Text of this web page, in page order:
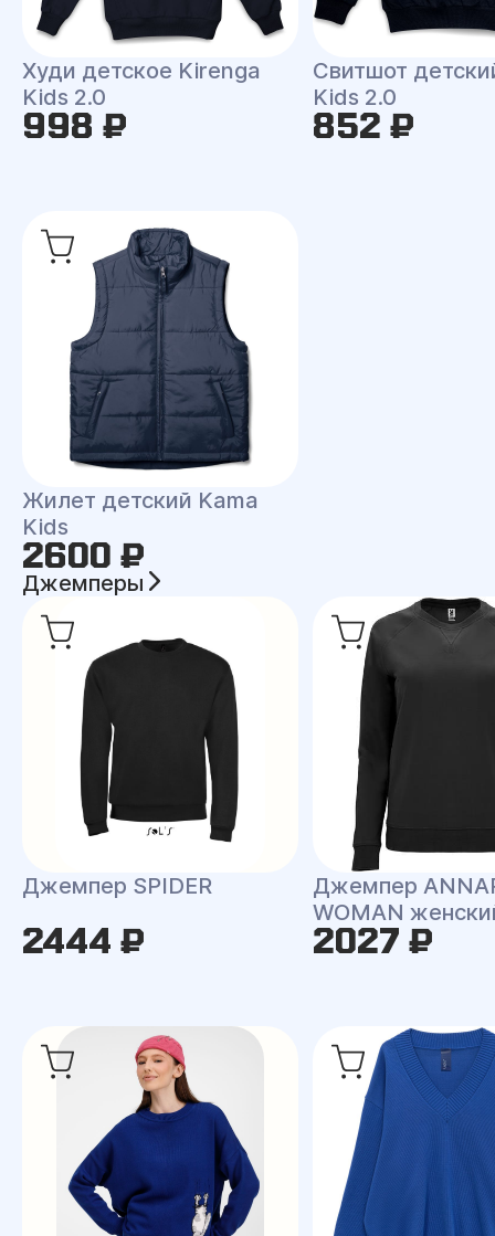
Худи детское Kirenga
Kids 2.0
998 ₽
Свитшот
Kids 2.0
852 ₽
Жилет детский Kama
Kids
2600 ₽
Джемперы
Джемпер SPIDER
2444 ₽
Джемпер
WOMAN
2027 ₽